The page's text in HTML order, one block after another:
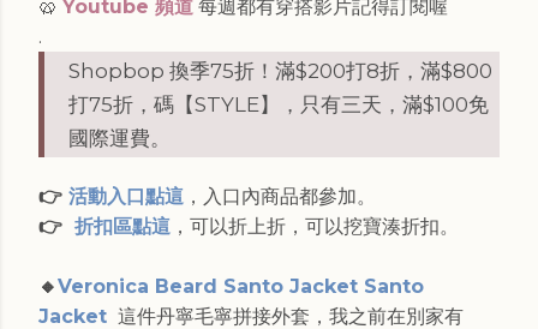
🥨 Youtube 頻道 每週都有穿搭影片記得訂閱喔
.
Shopbop 換季75折！滿$200打8折，滿$800
打75折，碼【STYLE】，只有三天，滿$100免
國際運費。
👉 活動入口點這 ，入口內商品都參加。
👉 折扣區點這 ，可以折上折，可以挖寶湊折扣。
🔸Veronica Beard Santo Jacket Santo
Jacket 這件丹寧毛寧拼接外套，我之前在別家有